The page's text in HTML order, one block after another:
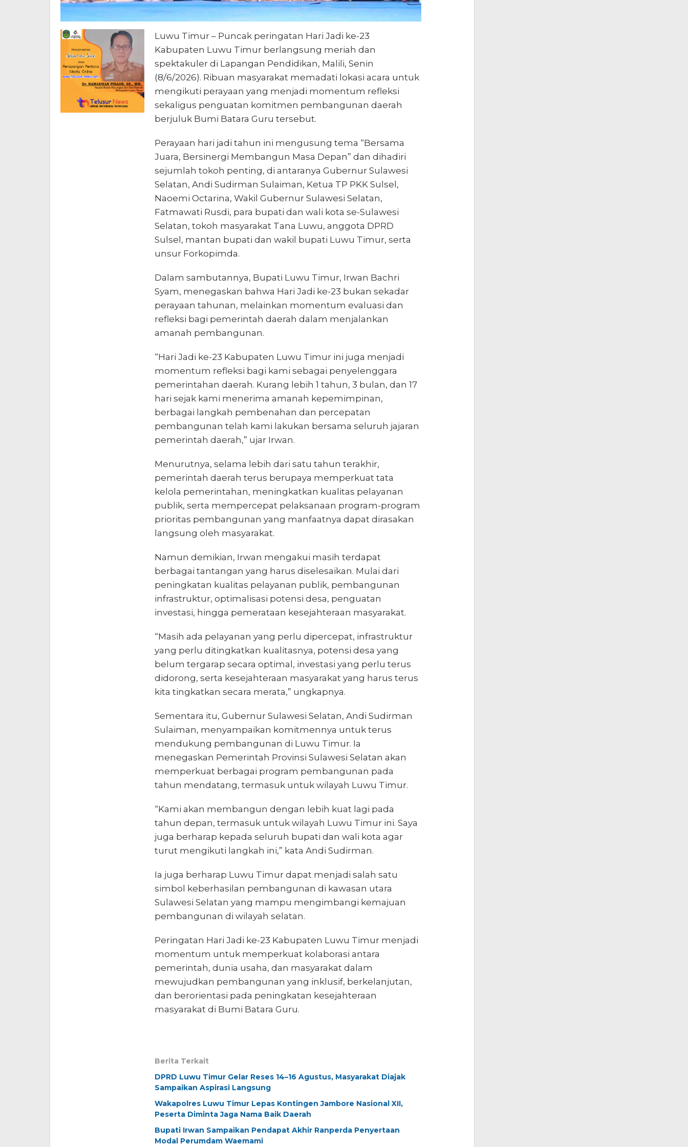
Luwu Timur – Puncak peringatan Hari Jadi ke-23
Kabupaten Luwu Timur berlangsung meriah dan
spektakuler di Lapangan Pendidikan, Malili, Senin
(8/6/2026). Ribuan masyarakat memadati lokasi acara untuk
mengikuti perayaan yang menjadi momentum refleksi
sekaligus penguatan komitmen pembangunan daerah
berjuluk Bumi Batara Guru tersebut.
Perayaan hari jadi tahun ini mengusung tema “Bersama
Juara, Bersinergi Membangun Masa Depan” dan dihadiri
sejumlah tokoh penting, di antaranya Gubernur Sulawesi
Selatan, Andi Sudirman Sulaiman, Ketua TP PKK Sulsel,
Naoemi Octarina, Wakil Gubernur Sulawesi Selatan,
Fatmawati Rusdi, para bupati dan wali kota se-Sulawesi
Selatan, tokoh masyarakat Tana Luwu, anggota DPRD
Sulsel, mantan bupati dan wakil bupati Luwu Timur, serta
unsur Forkopimda.
Dalam sambutannya, Bupati Luwu Timur, Irwan Bachri
Syam, menegaskan bahwa Hari Jadi ke-23 bukan sekadar
perayaan tahunan, melainkan momentum evaluasi dan
refleksi bagi pemerintah daerah dalam menjalankan
amanah pembangunan.
“Hari Jadi ke-23 Kabupaten Luwu Timur ini juga menjadi
momentum refleksi bagi kami sebagai penyelenggara
pemerintahan daerah. Kurang lebih 1 tahun, 3 bulan, dan 17
hari sejak kami menerima amanah kepemimpinan,
berbagai langkah pembenahan dan percepatan
pembangunan telah kami lakukan bersama seluruh jajaran
pemerintah daerah,” ujar Irwan.
Menurutnya, selama lebih dari satu tahun terakhir,
pemerintah daerah terus berupaya memperkuat tata
kelola pemerintahan, meningkatkan kualitas pelayanan
publik, serta mempercepat pelaksanaan program-program
prioritas pembangunan yang manfaatnya dapat dirasakan
langsung oleh masyarakat.
Namun demikian, Irwan mengakui masih terdapat
berbagai tantangan yang harus diselesaikan. Mulai dari
peningkatan kualitas pelayanan publik, pembangunan
infrastruktur, optimalisasi potensi desa, penguatan
investasi, hingga pemerataan kesejahteraan masyarakat.
“Masih ada pelayanan yang perlu dipercepat, infrastruktur
yang perlu ditingkatkan kualitasnya, potensi desa yang
belum tergarap secara optimal, investasi yang perlu terus
didorong, serta kesejahteraan masyarakat yang harus terus
kita tingkatkan secara merata,” ungkapnya.
Sementara itu, Gubernur Sulawesi Selatan, Andi Sudirman
Sulaiman, menyampaikan komitmennya untuk terus
mendukung pembangunan di Luwu Timur. Ia
menegaskan Pemerintah Provinsi Sulawesi Selatan akan
memperkuat berbagai program pembangunan pada
tahun mendatang, termasuk untuk wilayah Luwu Timur.
“Kami akan membangun dengan lebih kuat lagi pada
tahun depan, termasuk untuk wilayah Luwu Timur ini. Saya
juga berharap kepada seluruh bupati dan wali kota agar
turut mengikuti langkah ini,” kata Andi Sudirman.
Ia juga berharap Luwu Timur dapat menjadi salah satu
simbol keberhasilan pembangunan di kawasan utara
Sulawesi Selatan yang mampu mengimbangi kemajuan
pembangunan di wilayah selatan.
Peringatan Hari Jadi ke-23 Kabupaten Luwu Timur menjadi
momentum untuk memperkuat kolaborasi antara
pemerintah, dunia usaha, dan masyarakat dalam
mewujudkan pembangunan yang inklusif, berkelanjutan,
dan berorientasi pada peningkatan kesejahteraan
masyarakat di Bumi Batara Guru.
Berita Terkait
DPRD Luwu Timur Gelar Reses 14–16 Agustus, Masyarakat Diajak
Sampaikan Aspirasi Langsung
Wakapolres Luwu Timur Lepas Kontingen Jambore Nasional XII,
Peserta Diminta Jaga Nama Baik Daerah
Bupati Irwan Sampaikan Pendapat Akhir Ranperda Penyertaan
Modal Perumdam Waemami